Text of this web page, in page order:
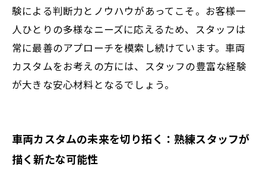
験による判断力とノウハウがあってこそ。お客様一
人ひとりの多様なニーズに応えるため、スタッフは
常に最善のアプローチを模索し続けています。車両
カスタムをお考えの方には、スタッフの豊富な経験
が大きな安心材料となるでしょう。
車両カスタムの未来を切り拓く：熟練スタッフが
描く新たな可能性